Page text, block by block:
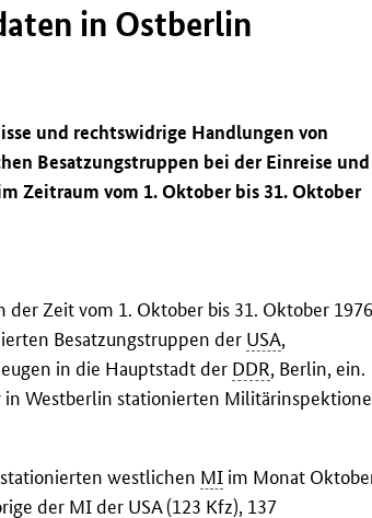
in Ostberlin
und rechtswidrige Handlungen von
Besatzungstruppen bei der Einreise und
Zeitraum vom 1. Oktober bis 31. Oktober
Zeit vom 1. Oktober bis 31. Oktober 1976
Besatzungstruppen der USA,
in die Hauptstadt der DDR, Berlin, ein.
in Westberlin stationierten
westlichen MI im Monat
der MIder USA(123 Kfz), 137